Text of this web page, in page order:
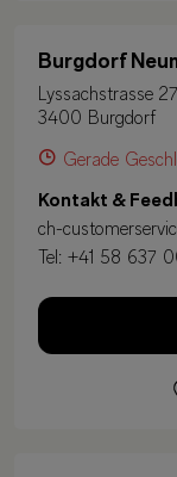
Burgdorf
Lyssachstrasse 27
3400 Burgdorf
Gerade
Kontakt &
ch-
Tel: +41 58 637